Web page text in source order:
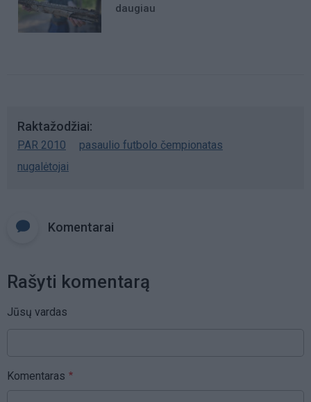
daugiau
Raktažodžiai
PAR 2010
pasaulio futbolo čempionatas
nugalėtojai
Komentarai
Rašyti komentarą
Jūsų vardas
Komentaras